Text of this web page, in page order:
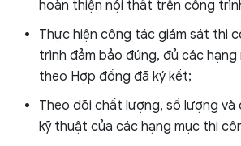
hoàn thiện nội thất trên công
Thực hiện công tác giám sát thi
trình đảm bảo đúng, đủ các
theo Hợp đồng đã ký kết;
Theo dõi chất lượng, số lượng và
kỹ thuật của các hạng mục thi